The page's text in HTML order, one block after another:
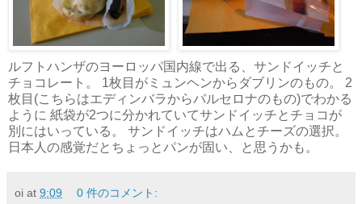
ルフトハンザのヨーロッパ国内線で出る、サンドイッチと
チョコレート。 1枚目がミュンヘンからダブリンのもの。 2
枚目(こちらはエディンバラからバルセロナのもの)でわかる
ように 紙袋が2つに分かれていてサンドイッチとチョコが
別にはいっている。 サンドイッチはハムとチーズの選択。
日本人の感覚だとちょっとパンが固い、と思うかも。
oi at 9:09 0 件のコメント: